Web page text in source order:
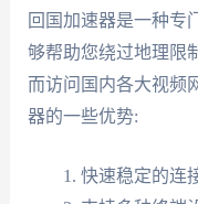
回国加速器是一种专
够帮助您绕过地理限
而访问国内各大视频
器的一些优势:
快速稳定的连